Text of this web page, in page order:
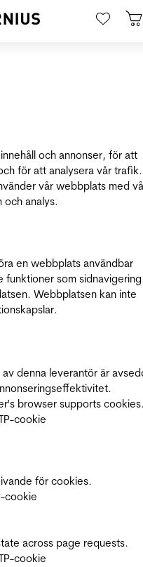
och annonser, för att
för att analysera vår
vår webbplats med
och analys.
en webbplats användbar
som
Webbplatsen kan inte
denna leverantör är
browser supports
cookie
för cookies.
cookie
across page requests.
cookie